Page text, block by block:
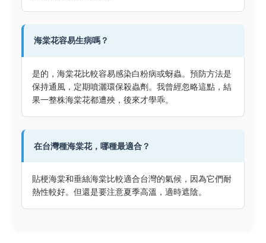
海棠花容易生病嗎？
是的，海棠花比較容易感染白粉病或蚜蟲。預防方法是
保持通風，定期噴灑環保殺蟲劑。我曾經忽略這點，結
果一整株海棠花都遭殃，後來才學乖。
在台灣種海棠花，哪種最適合？
貼梗海棠和垂絲海棠比較適合台灣的氣候，因為它們耐
熱性較好。但還是要注意夏季高溫，適時遮陰。